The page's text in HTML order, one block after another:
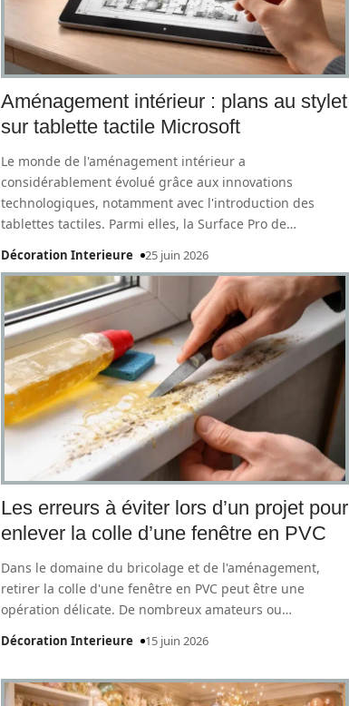
Aménagement intérieur : plans au stylet
sur tablette tactile Microsoft
Le monde de l'aménagement intérieur a
considérablement évolué grâce aux innovations
technologiques, notamment avec l'introduction des
tablettes tactiles. Parmi elles, la Surface Pro de…
Décoration Interieure 25 juin 2026
Les erreurs à éviter lors d’un projet pour
enlever la colle d’une fenêtre en PVC
Dans le domaine du bricolage et de l'aménagement,
retirer la colle d'une fenêtre en PVC peut être une
opération délicate. De nombreux amateurs ou…
Décoration Interieure 15 juin 2026